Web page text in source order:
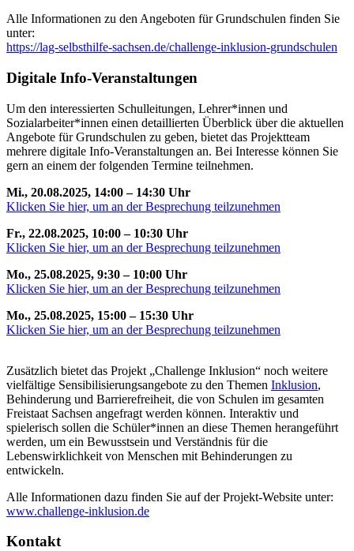
Alle Informationen zu den Angeboten für Grundschulen finden Sie
unter:
https://lag-selbsthilfe-sachsen.de/challenge-inklusion-grundschulen
Digitale Info-Veranstaltungen
Um den interessierten Schulleitungen, Lehrer*innen und
Sozialarbeiter*innen einen detaillierten Überblick über die aktuellen
Angebote für Grundschulen zu geben, bietet das Projektteam
mehrere digitale Info-Veranstaltungen an. Bei Interesse können Sie
gern an einem der folgenden Termine teilnehmen.
Mi., 20.08.2025, 14:00 – 14:30 Uhr
Klicken Sie hier, um an der Besprechung teilzunehmen
Fr., 22.08.2025, 10:00 – 10:30 Uhr
Klicken Sie hier, um an der Besprechung teilzunehmen
Mo., 25.08.2025, 9:30 – 10:00 Uhr
Klicken Sie hier, um an der Besprechung teilzunehmen
Mo., 25.08.2025, 15:00 – 15:30 Uhr
Klicken Sie hier, um an der Besprechung teilzunehmen
Zusätzlich bietet das Projekt „Challenge Inklusion“ noch weitere
vielfältige Sensibilisierungsangebote zu den Themen Inklusion,
Behinderung und Barrierefreiheit, die von Schulen im gesamten
Freistaat Sachsen angefragt werden können. Interaktiv und
spielerisch sollen die Schüler*innen an diese Themen herangeführt
werden, um ein Bewusstsein und Verständnis für die
Lebenswirklichkeit von Menschen mit Behinderungen zu
entwickeln.
Alle Informationen dazu finden Sie auf der Projekt-Website unter:
www.challenge-inklusion.de
Kontakt